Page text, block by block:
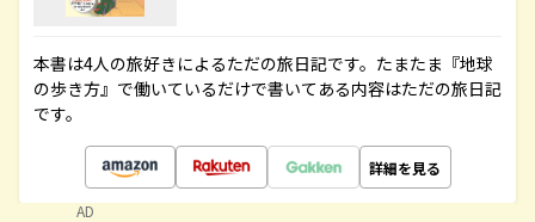
本書は4人の旅好きによるただの旅日記です。たまたま『地球
の歩き方』で働いているだけで書いてある内容はただの旅日記
です。
詳細を見る
AD